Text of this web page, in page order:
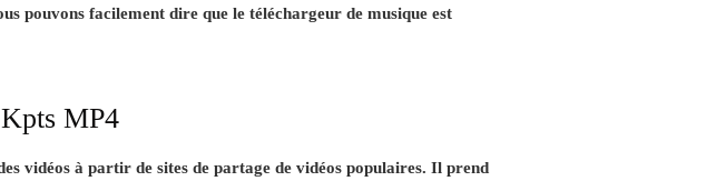
pouvons facilement dire que le téléchargeur de musique est
MP4
vidéos à partir de sites de partage de vidéos populaires. Il prend